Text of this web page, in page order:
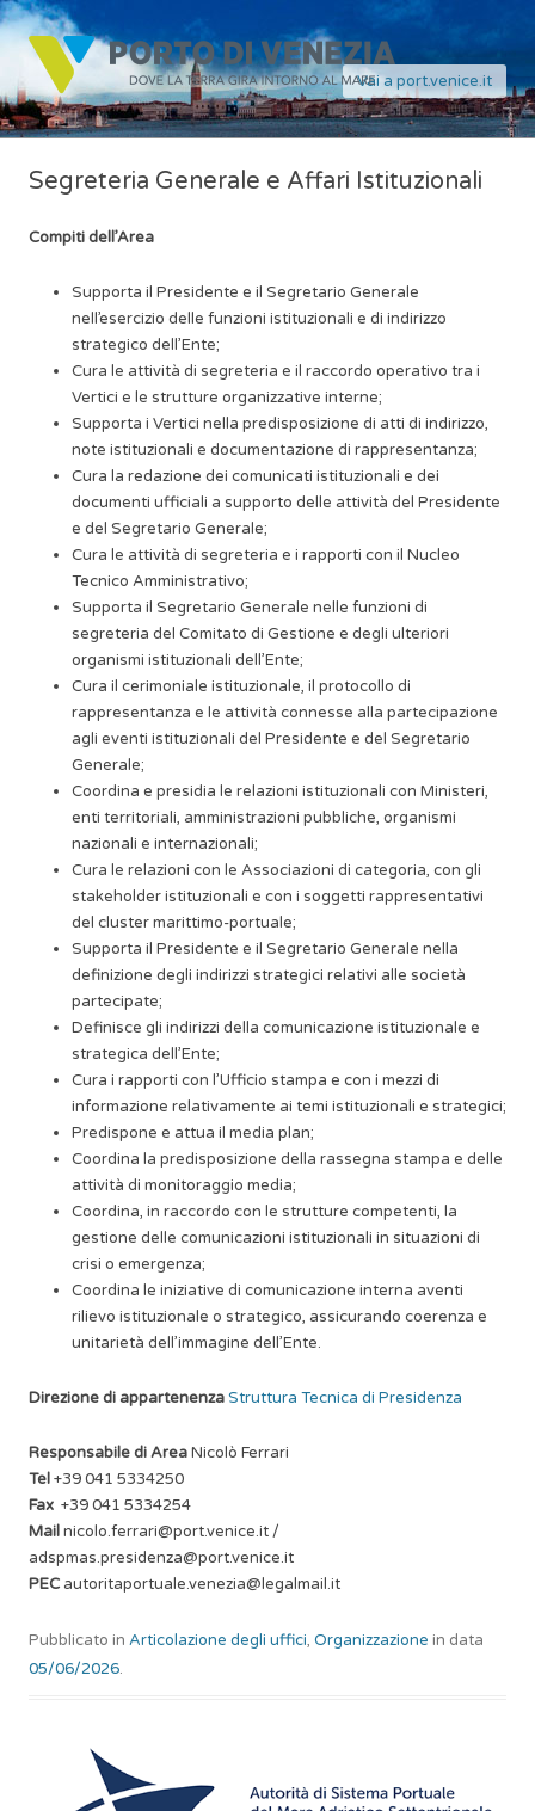
Vai a port.venice.it
Segreteria Generale e Affari Istituzionali
Compiti dell’Area
Supporta il Presidente e il Segretario Generale
nell’esercizio delle funzioni istituzionali e di indirizzo
strategico dell’Ente;
Cura le attività di segreteria e il raccordo operativo tra i
Vertici e le strutture organizzative interne;
Supporta i Vertici nella predisposizione di atti di indirizzo,
note istituzionali e documentazione di rappresentanza;
Cura la redazione dei comunicati istituzionali e dei
documenti ufficiali a supporto delle attività del Presidente
e del Segretario Generale;
Cura le attività di segreteria e i rapporti con il Nucleo
Tecnico Amministrativo;
Supporta il Segretario Generale nelle funzioni di
segreteria del Comitato di Gestione e degli ulteriori
organismi istituzionali dell’Ente;
Cura il cerimoniale istituzionale, il protocollo di
rappresentanza e le attività connesse alla partecipazione
agli eventi istituzionali del Presidente e del Segretario
Generale;
Coordina e presidia le relazioni istituzionali con Ministeri,
enti territoriali, amministrazioni pubbliche, organismi
nazionali e internazionali;
Cura le relazioni con le Associazioni di categoria, con gli
stakeholder istituzionali e con i soggetti rappresentativi
del cluster marittimo-portuale;
Supporta il Presidente e il Segretario Generale nella
definizione degli indirizzi strategici relativi alle società
partecipate;
Definisce gli indirizzi della comunicazione istituzionale e
strategica dell’Ente;
Cura i rapporti con l’Ufficio stampa e con i mezzi di
informazione relativamente ai temi istituzionali e strategici;
Predispone e attua il media plan;
Coordina la predisposizione della rassegna stampa e delle
attività di monitoraggio media;
Coordina, in raccordo con le strutture competenti, la
gestione delle comunicazioni istituzionali in situazioni di
crisi o emergenza;
Coordina le iniziative di comunicazione interna aventi
rilievo istituzionale o strategico, assicurando coerenza e
unitarietà dell’immagine dell’Ente.
Direzione di appartenenzaStruttura Tecnica di Presidenza
Responsabile di AreaNicolò Ferrari
Tel+39 041 5334250
Fax +39 041 5334254
Mailnicolo.ferrari@port.venice.it /
adspmas.presidenza@port.venice.it
PEC autoritaportuale.venezia@legalmail.it
Pubblicato in Articolazione degli uffici, Organizzazione in data
05/06/2026.